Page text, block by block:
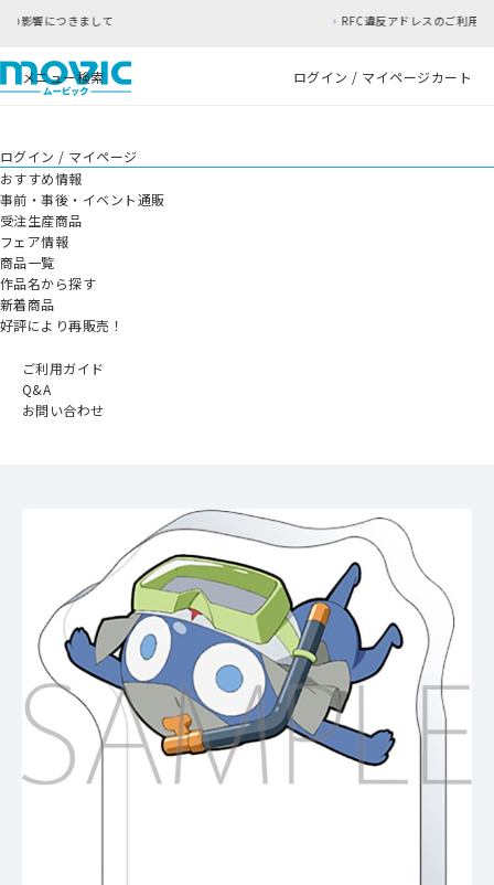
RFC違反アドレスのご利用について
メニュー検索 ログイン / マイページカート
ログイン / マイページ
おすすめ情報
事前・事後・イベント通販
受注生産商品
フェア情報
商品一覧
作品名から探す
新着商品
好評により再販売！
ご利用ガイド
Q&A
お問い合わせ